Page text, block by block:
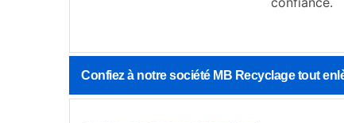
Confiez à notre société MB Recyclage tout